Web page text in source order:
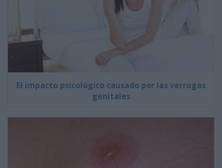
El impacto psicológico causado por las verrugas
genitales